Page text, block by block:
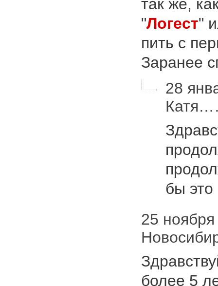
так же,
"Логест"
пить с
Заранее
28
бы
25 ноября
более 5